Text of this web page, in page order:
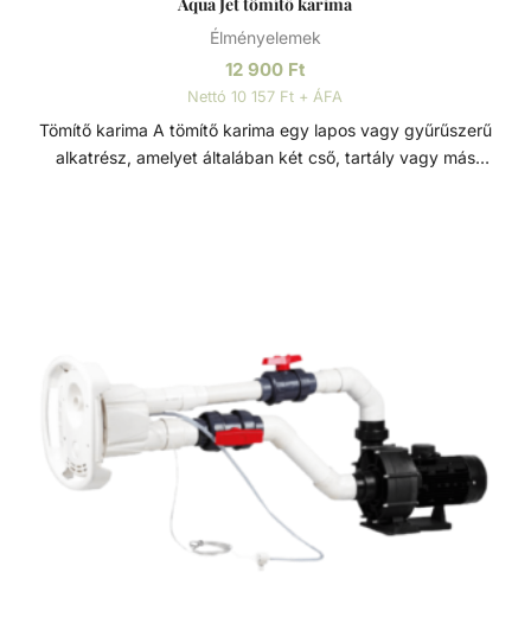
Élményelemek
12 900 Ft
Nettó 10 157 Ft + ÁFA
Tömítő karima A tömítő karima egy lapos vagy gyűrűszerű
alkatrész, amelyet általában két cső, tartály vagy más